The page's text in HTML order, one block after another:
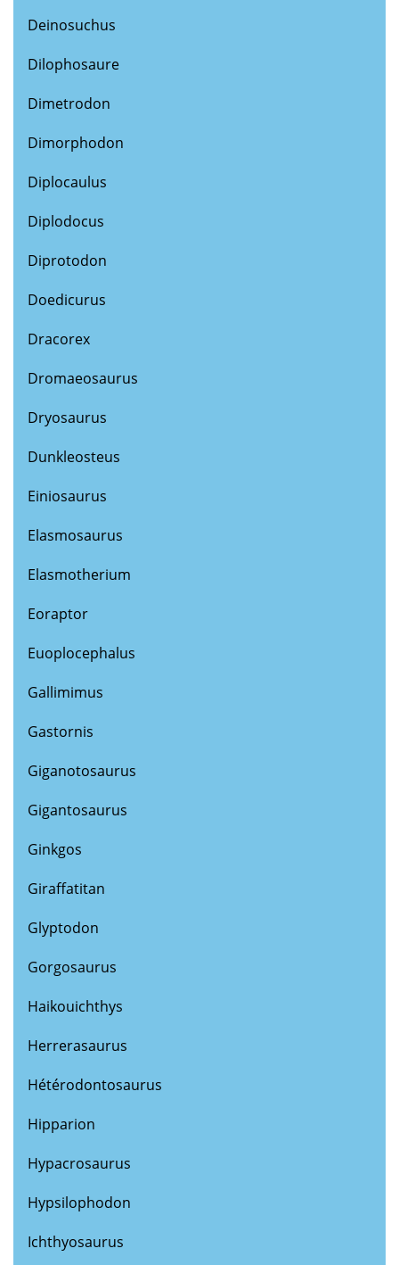
Deinosuchus
Dilophosaure
Dimetrodon
Dimorphodon
Diplocaulus
Diplodocus
Diprotodon
Doedicurus
Dracorex
Dromaeosaurus
Dryosaurus
Dunkleosteus
Einiosaurus
Elasmosaurus
Elasmotherium
Eoraptor
Euoplocephalus
Gallimimus
Gastornis
Giganotosaurus
Gigantosaurus
Ginkgos
Giraffatitan
Glyptodon
Gorgosaurus
Haikouichthys
Herrerasaurus
Hétérodontosaurus
Hipparion
Hypacrosaurus
Hypsilophodon
Ichthyosaurus